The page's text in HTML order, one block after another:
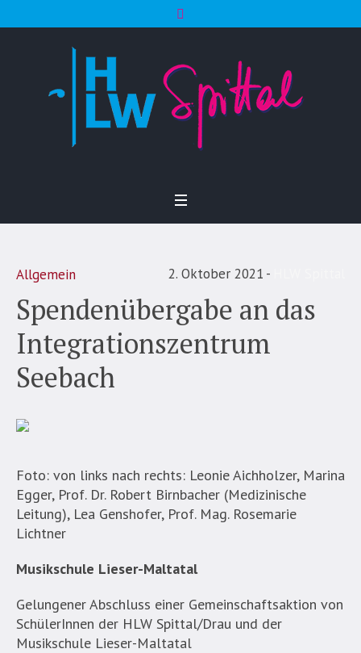
2. Oktober 2021
Allgemein
Spendenübergabe an das
Integrationszentrum
Seebach
Foto: von links nach rechts: Leonie Aichholzer, Marina
Egger, Prof. Dr. Robert Birnbacher (Medizinische
Leitung), Lea Genshofer, Prof. Mag. Rosemarie
Lichtner
Musikschule Lieser-Maltatal
Gelungener Abschluss einer Gemeinschaftsaktion von
SchülerInnen der HLW Spittal/Drau und der
Musikschule Lieser-Maltatal